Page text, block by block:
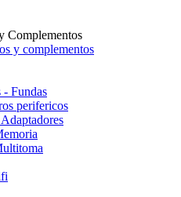
Complementos
y complementos
- Fundas
perifericos